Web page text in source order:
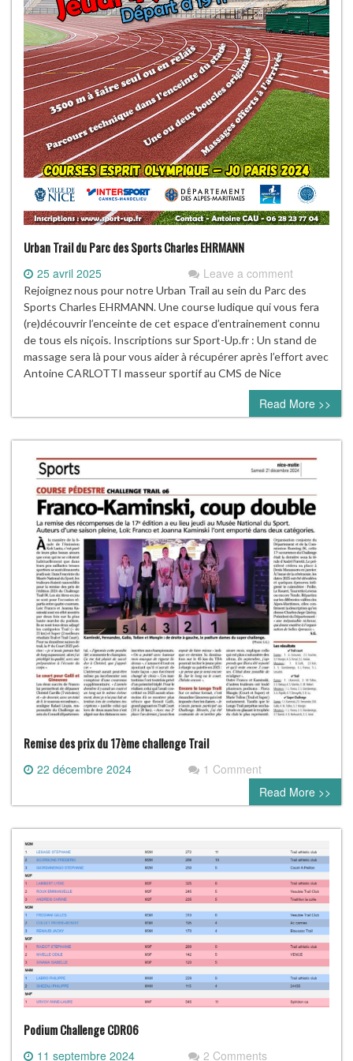
Urban Trail du Parc des Sports Charles EHRMANN
25 avril 2025 Leave a comment
Rejoignez nous pour notre Urban Trail au sein du Parc des
Sports Charles EHRMANN. Une course ludique qui vous fera
(re)découvrir l’enceinte de cet espace d’entrainement connu
de tous els niçois. Inscriptions sur Sport-Up.fr : Un stand de
massage sera là pour vous aider à récupérer après l’effort avec
Antoine CARLOTTI masseur sportif au CMS de Nice
Read More >>
Remise des prix du 17ème challenge Trail
22 décembre 2024
1 Comment
Read More >>
Podium Challenge CDR06
11 septembre 2024 2 Comments